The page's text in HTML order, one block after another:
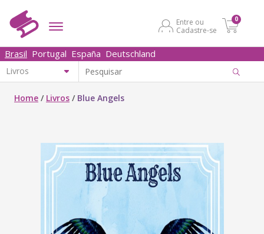
Entre ou
Cadastre-se
0
Brasil Portugal España Deutschland
Home / Livros / Blue Angels